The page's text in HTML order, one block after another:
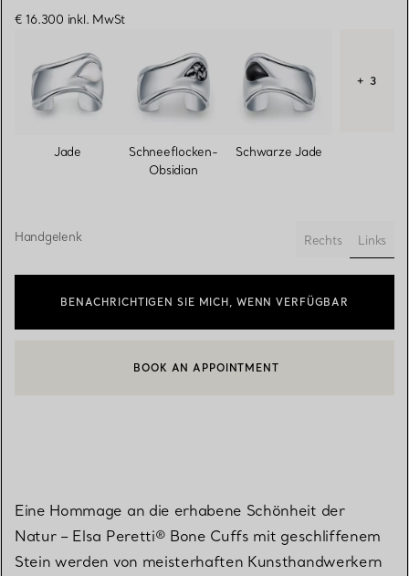
€ 16.300 inkl. MwSt
Jade
Schneeflocken-
Obsidian
Schwarze Jade
+ 3
Handgelenk Rechts
Links
BENACHRICHTIGEN SIE MICH, WENN VERFÜGBAR
EINEN KUNDENBERATER KONTAKTIEREN ODER EINEN
BOOK AN APPOINTMENT
Eine Hommage an die erhabene Schönheit der
Natur – Elsa Peretti® Bone Cuffs mit geschliffenem
Stein werden von meisterhaften Kunsthandwerkern